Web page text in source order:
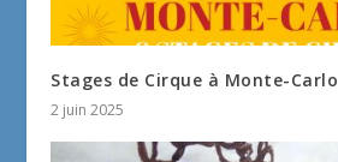
Stages de Cirque à Monte-Carlo
2 juin 2025